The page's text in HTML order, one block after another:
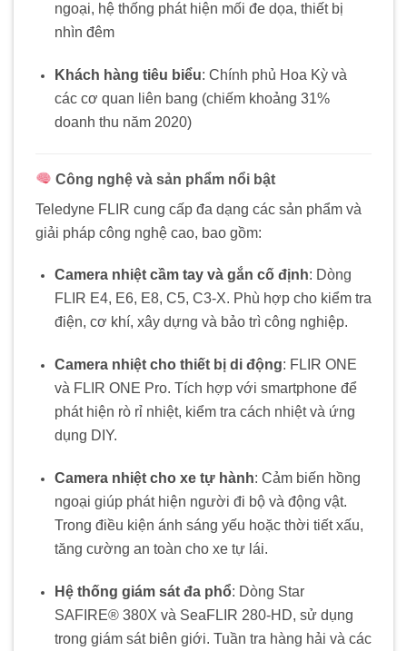
ngoại, hệ thống phát hiện mối đe dọa, thiết bị
nhìn đêm
Khách hàng tiêu biểu: Chính phủ Hoa Kỳ và
các cơ quan liên bang (chiếm khoảng 31%
doanh thu năm 2020)
Công nghệ và sản phẩm nổi bật
Teledyne FLIR cung cấp đa dạng các sản phẩm và
giải pháp công nghệ cao, bao gồm:
Camera nhiệt cầm tay và gắn cố định: Dòng
FLIR E4, E6, E8, C5, C3-X. Phù hợp cho kiểm tra
điện, cơ khí, xây dựng và bảo trì công nghiệp.
Camera nhiệt cho thiết bị di động: FLIR ONE
và FLIR ONE Pro. Tích hợp với smartphone để
phát hiện rò rỉ nhiệt, kiểm tra cách nhiệt và ứng
dụng DIY.
Camera nhiệt cho xe tự hành: Cảm biến hồng
ngoại giúp phát hiện người đi bộ và động vật.
Trong điều kiện ánh sáng yếu hoặc thời tiết xấu,
tăng cường an toàn cho xe tự lái.
Hệ thống giám sát đa phổ: Dòng Star
SAFIRE® 380X và SeaFLIR 280-HD, sử dụng
trong giám sát biên giới. Tuần tra hàng hải và các